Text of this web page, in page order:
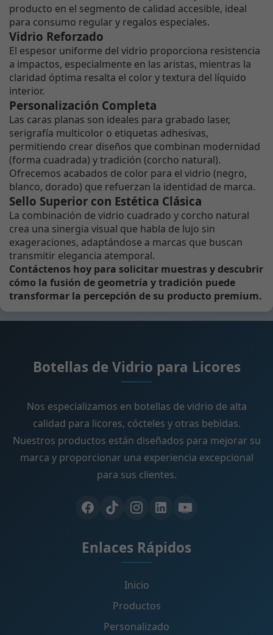
producto en el segmento de calidad accesible, ideal
para consumo regular y regalos especiales.
Vidrio Reforzado
El espesor uniforme del vidrio proporciona resistencia
a impactos, especialmente en las aristas, mientras la
claridad óptima resalta el color y textura del líquido
interior.
Personalización Completa
Las caras planas son ideales para grabado laser,
serigrafía multicolor o etiquetas adhesivas,
permitiendo crear diseños que combinan modernidad
(forma cuadrada) y tradición (corcho natural).
Ofrecemos acabados de color para el vidrio (negro,
blanco, dorado) que refuerzan la identidad de marca.
Sello Superior con Estética Clásica
La combinación de vidrio cuadrado y corcho natural
crea una sinergia visual que habla de lujo sin
exageraciones, adaptándose a marcas que buscan
transmitir elegancia atemporal.
Contáctenos hoy para solicitar muestras y descubrir
cómo la fusión de geometría y tradición puede
transformar la percepción de su producto premium.
Botellas de Vidrio para Licores
Nos especializamos en botellas de vidrio de alta
calidad para licores, cócteles y otras bebidas.
Nuestros productos están diseñados para mejorar su
marca y proporcionar una experiencia excepcional
para sus clientes.
Enlaces Rápidos
Inicio
Productos
Personalizado